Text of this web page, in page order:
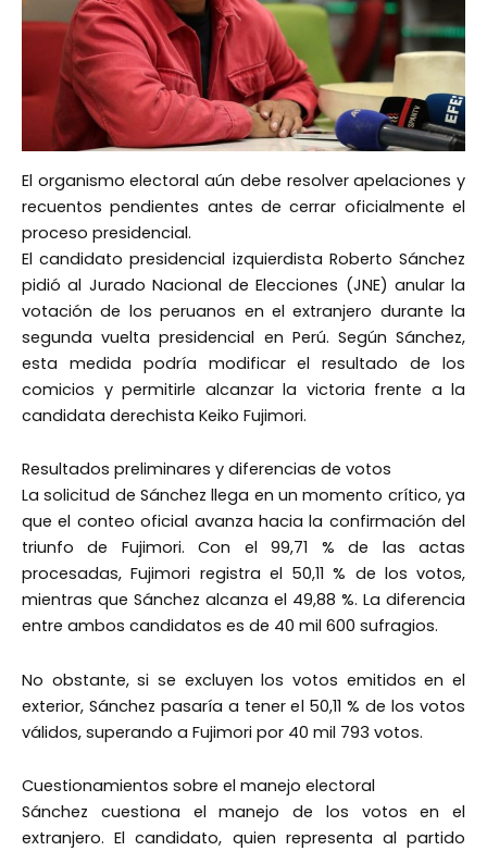
El organismo electoral aún debe resolver apelaciones y
recuentos pendientes antes de cerrar oficialmente el
proceso presidencial.
El candidato presidencial izquierdista Roberto Sánchez
pidió al Jurado Nacional de Elecciones (JNE) anular la
votación de los peruanos en el extranjero durante la
segunda vuelta presidencial en Perú. Según Sánchez,
esta medida podría modificar el resultado de los
comicios y permitirle alcanzar la victoria frente a la
candidata derechista Keiko Fujimori.
Resultados preliminares y diferencias de votos
La solicitud de Sánchez llega en un momento crítico, ya
que el conteo oficial avanza hacia la confirmación del
triunfo de Fujimori. Con el 99,71 % de las actas
procesadas, Fujimori registra el 50,11 % de los votos,
mientras que Sánchez alcanza el 49,88 %. La diferencia
entre ambos candidatos es de 40 mil 600 sufragios.
No obstante, si se excluyen los votos emitidos en el
exterior, Sánchez pasaría a tener el 50,11 % de los votos
válidos, superando a Fujimori por 40 mil 793 votos.
Cuestionamientos sobre el manejo electoral
Sánchez cuestiona el manejo de los votos en el
extranjero. El candidato, quien representa al partido